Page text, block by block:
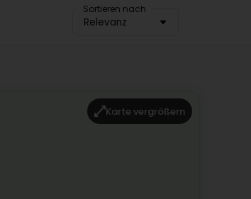
Sortieren nach
Relevanz
Karte vergrößern